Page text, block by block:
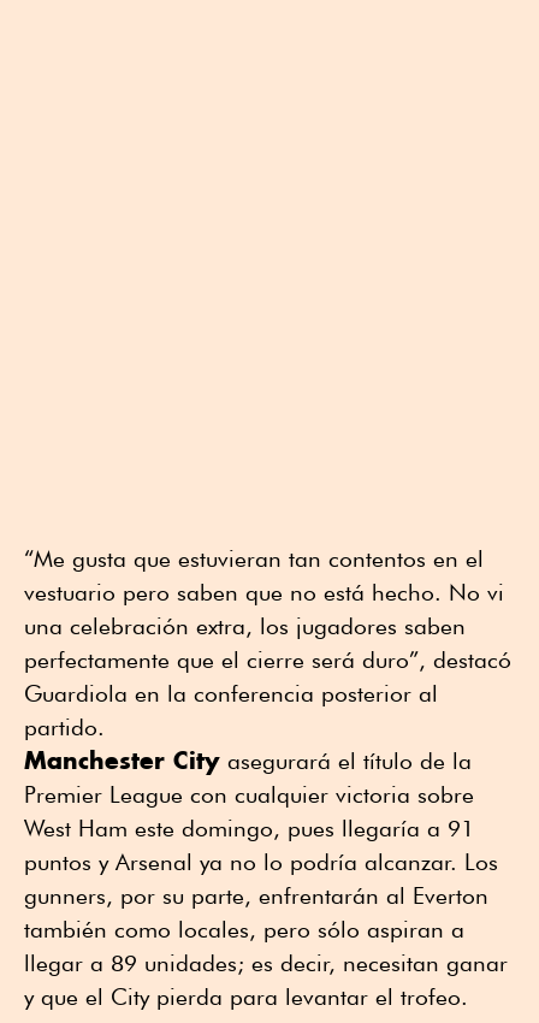
“Me gusta que estuvieran tan contentos en el
vestuario pero saben que no está hecho. No vi
una celebración extra, los jugadores saben
perfectamente que el cierre será duro”, destacó
Guardiola en la conferencia posterior al
partido.
Manchester City asegurará el título de la
Premier League con cualquier victoria sobre
West Ham este domingo, pues llegaría a 91
puntos y Arsenal ya no lo podría alcanzar. Los
gunners, por su parte, enfrentarán al Everton
también como locales, pero sólo aspiran a
llegar a 89 unidades; es decir, necesitan ganar
y que el City pierda para levantar el trofeo.